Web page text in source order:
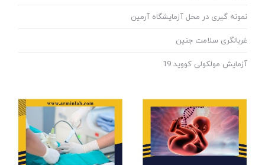
نمونه گیری در محل آزمایشگاه آرمین
غربالگری سلامت جنین
آزمایش مولکولی کووید 19